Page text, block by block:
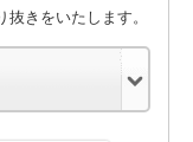
きをいたします。